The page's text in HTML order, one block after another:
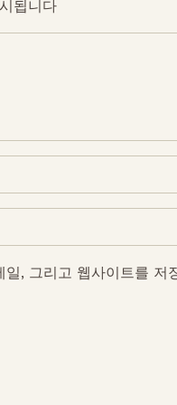
됩니다
, 그리고 웹사이트를 저
X